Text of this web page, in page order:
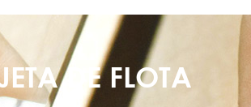
DE FLOTA